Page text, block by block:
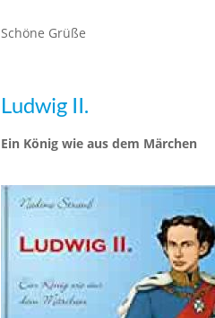
Schöne Grüße
Ludwig II.
Ein König wie aus dem Märchen